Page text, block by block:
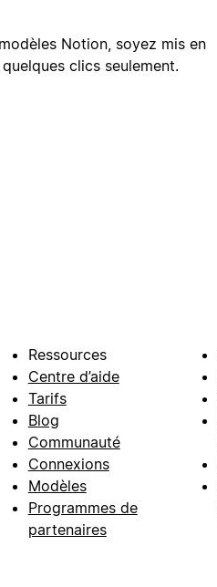
Notion, soyez mis en
clics seulement.
Ressources
Centre d’aide
Tarifs
Blog
Communauté
Connexions
Modèles
Programmes de
partenaires